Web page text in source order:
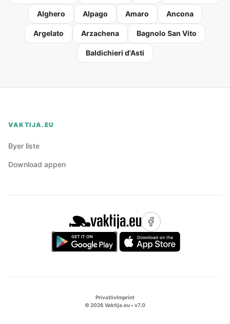
Alghero Alpago Amaro Ancona
Argelato Arzachena Bagnolo San Vito
Baldichieri d'Asti
VAKTIJA.EU
Byer liste
Download appen
PrivatlivImprint
©2026 Vaktija.eu • v7.0